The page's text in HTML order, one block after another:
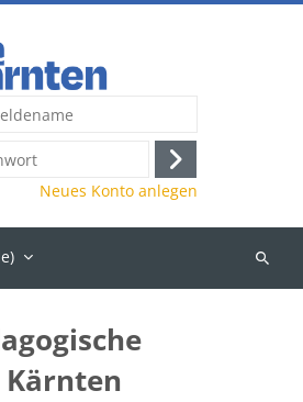
Anmelden
Neues Konto anlegen
Kurse
Kärnten